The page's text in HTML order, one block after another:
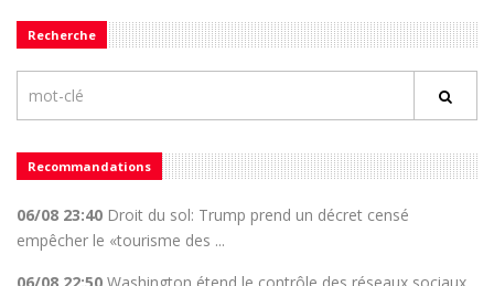
Recherche
Recommandations
06/08 23:40 Droit du sol: Trump prend un décret censé
empêcher le «tourisme des ...